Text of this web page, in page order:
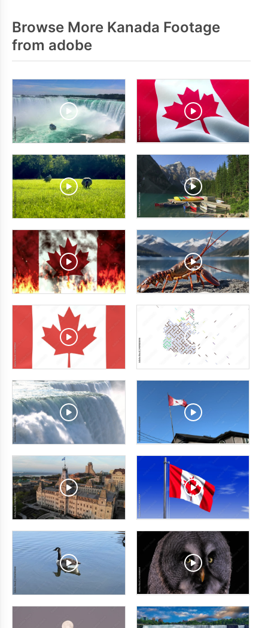
Browse More Kanada Footage
from adobe